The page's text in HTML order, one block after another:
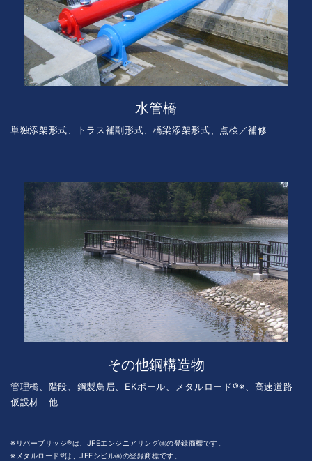
水管橋
単独添架形式、トラス補剛形式、橋梁添架形式、点検／補修
その他鋼構造物
管理橋、階段、鋼製鳥居、EKポール、メタルロード®※、高速道路
仮設材 他
※リバーブリッジ®は、JFEエンジニアリング㈱の登録商標です。
※メタルロード®は、JFEシビル㈱の登録商標です。